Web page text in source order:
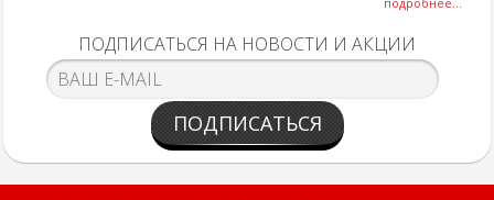
ПОДПИСАТЬСЯ НА НОВОСТИ И АКЦИИ
ПОДПИСАТЬСЯ